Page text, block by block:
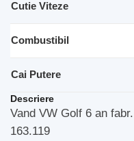
Cutie Viteze
Combustibil
Cai Putere
Descriere
Vand VW Golf 6 an
163.119